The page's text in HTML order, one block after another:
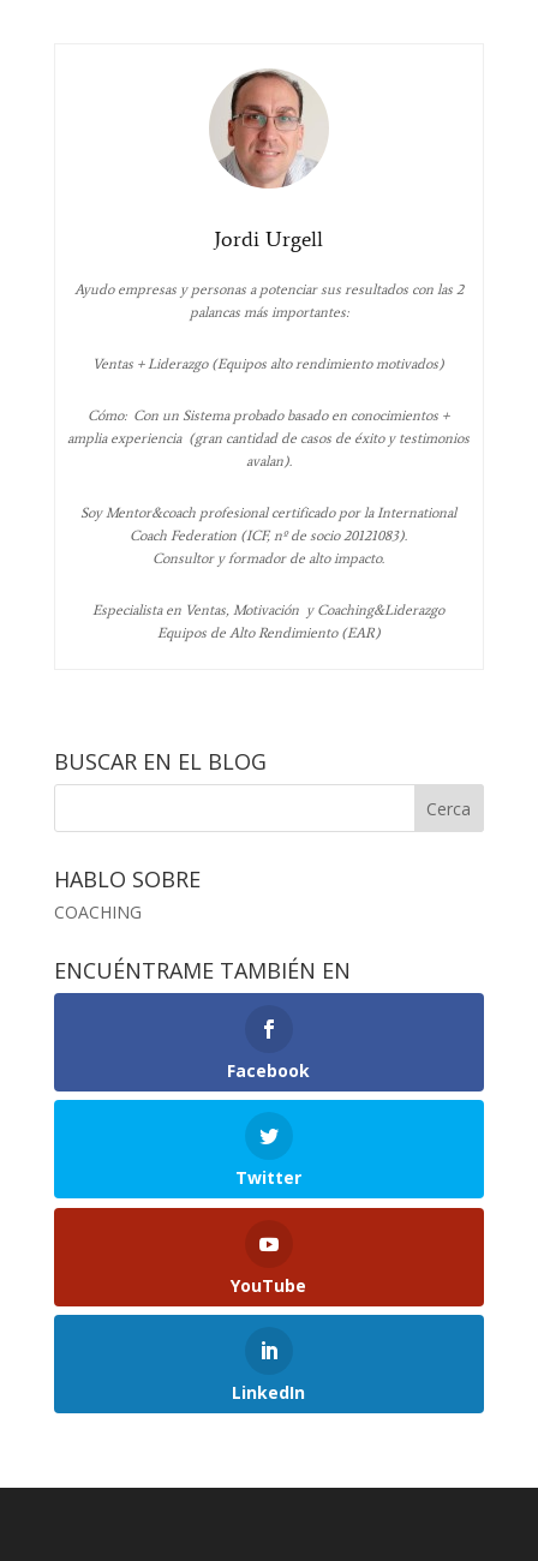
Jordi Urgell
Ayudo empresas y personas a potenciar sus resultados con las 2
palancas más importantes:
Ventas + Liderazgo (Equipos alto rendimiento motivados)
Cómo: Con un Sistema probado basado en conocimientos +
amplia experiencia (gran cantidad de casos de éxito y testimonios
avalan).
Soy Mentor&coach profesional certificado por la International
Coach Federation (ICF, nº de socio 20121083).
Consultor y formador de alto impacto.
Especialista en Ventas, Motivación y Coaching&Liderazgo
Equipos de Alto Rendimiento (EAR)
BUSCAR EN EL BLOG
HABLO SOBRE
COACHING
ENCUÉNTRAME TAMBIÉN EN
Facebook
Twitter
YouTube
LinkedIn